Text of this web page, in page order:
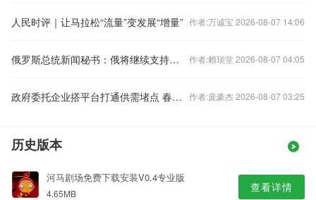
人民时评｜让马拉松“流量”变发展“增量” 作者:万诚宝 2026-08-07 14:06
俄罗斯总统新闻秘书：俄将继续支持叙利亚政府 作者:赖琰堂 2026-08-07 04:05
政府委托企业搭平台打通供需堵点 春节期间蔬菜新鲜好吃不贵 作者:庞豪杰 2026-08-07 03:25
历史版本
河马剧场免费下载安装V0.4专业版
4.65MB 查看详情